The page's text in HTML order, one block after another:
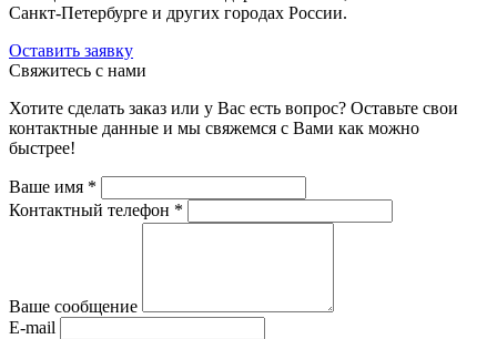
Санкт-Петербурге и других городах России.
Оставить заявку
Свяжитесь с нами
Хотите сделать заказ или у Вас есть вопрос? Оставьте свои
контактные данные и мы свяжемся с Вами как можно
быстрее!
Ваше имя *
Контактный телефон *
Ваше сообщение
E-mail